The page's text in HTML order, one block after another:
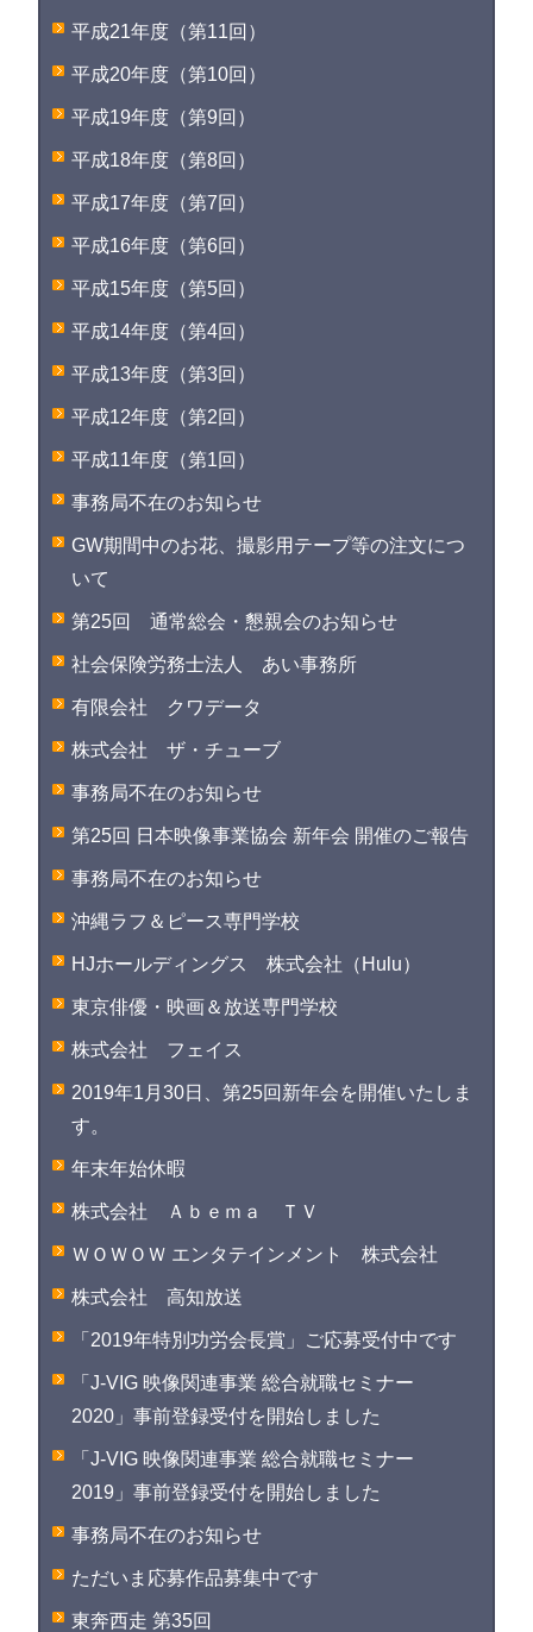
平成21年度（第11回）
平成20年度（第10回）
平成19年度（第9回）
平成18年度（第8回）
平成17年度（第7回）
平成16年度（第6回）
平成15年度（第5回）
平成14年度（第4回）
平成13年度（第3回）
平成12年度（第2回）
平成11年度（第1回）
事務局不在のお知らせ
GW期間中のお花、撮影用テープ等の注文につ
いて
第25回 通常総会・懇親会のお知らせ
社会保険労務士法人 あい事務所
有限会社 クワデータ
株式会社 ザ・チューブ
事務局不在のお知らせ
第25回 日本映像事業協会 新年会 開催のご報告
事務局不在のお知らせ
沖縄ラフ＆ピース専門学校
HJホールディングス 株式会社（Hulu）
東京俳優・映画＆放送専門学校
株式会社 フェイス
2019年1月30日、第25回新年会を開催いたしま
す。
年末年始休暇
株式会社 Ａｂｅｍａ ＴＶ
ＷＯＷＯＷ エンタテインメント 株式会社
株式会社 高知放送
「2019年特別功労会長賞」ご応募受付中です
「J-VIG 映像関連事業 総合就職セミナー
2020」事前登録受付を開始しました
「J-VIG 映像関連事業 総合就職セミナー
2019」事前登録受付を開始しました
事務局不在のお知らせ
ただいま応募作品募集中です
東奔西走 第35回